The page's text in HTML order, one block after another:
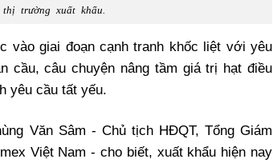
trường xuất khẩu.
vào giai đoạn cạnh tranh khốc liệt với yêu
cầu, câu chuyện nâng tầm giá trị hạt điều
yêu cầu tất yếu.
Văn Sâm - Chủ tịch HĐQT, Tổng Giám
Việt Nam - cho biết, xuất khẩu hiện nay